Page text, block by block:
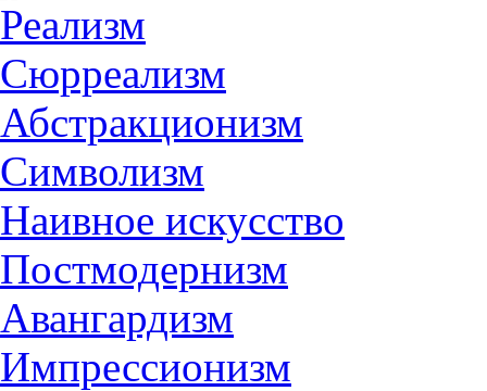
Реализм
Сюрреализм
Абстракционизм
Символизм
Наивное искусство
Постмодернизм
Авангардизм
Импрессионизм